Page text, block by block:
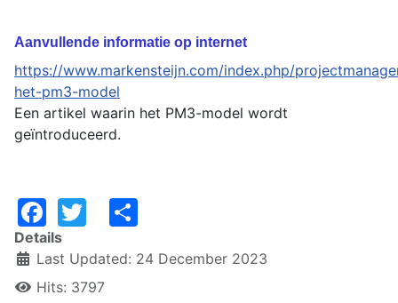
Aanvullende informatie op internet
https://www.markensteijn.com/index.php/
het-pm3-model
Een artikel waarin het PM3-model wordt
geïntroduceerd.
Facebook
Twitter
Details
Last Updated: 24 December 2023
Hits: 3797